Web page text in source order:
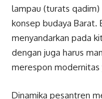
lampau (turats
konsep budaya Barat.
menyandarkan pada
dengan juga harus
merespon
Dinamika pesantren